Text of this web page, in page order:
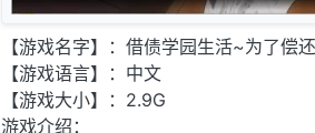
【游戏名字】：借债学园生活~为了偿
【游戏语言】：中文
【游戏大小】：2.9G
游戏介绍：